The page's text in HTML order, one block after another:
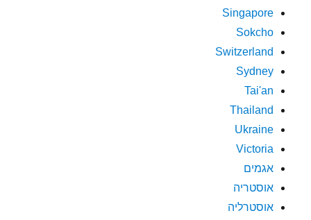
Singapore
Sokcho
Switzerland
Sydney
Tai'an
Thailand
Ukraine
Victoria
אגמים
אוסטריה
אוסטרליה